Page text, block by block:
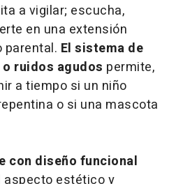
a vigilar; escucha,
en una extensión
parental. El sistema de
ruidos agudos permite,
a tiempo si un niño
o si una mascota
con diseño funcional
aspecto estético y